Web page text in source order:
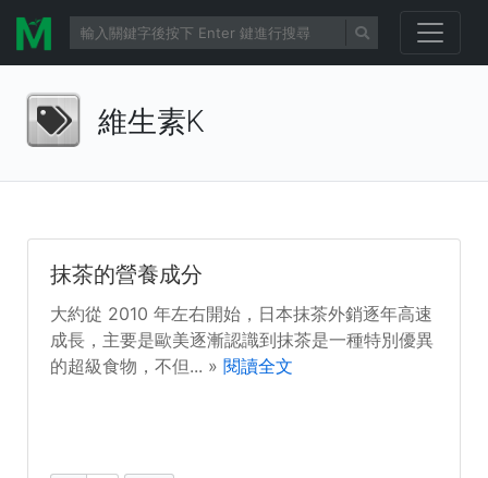
維生素K
抹茶的營養成分
大約從 2010 年左右開始，日本抹茶外銷逐年高速
成長，主要是歐美逐漸認識到抹茶是一種特別優異
的超級食物，不但... » 閱讀全文